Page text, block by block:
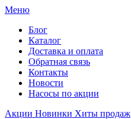
Меню
Блог
Каталог
Доставка и оплата
Обратная связь
Контакты
Новости
Насосы по акции
Акции Новинки Хиты продаж